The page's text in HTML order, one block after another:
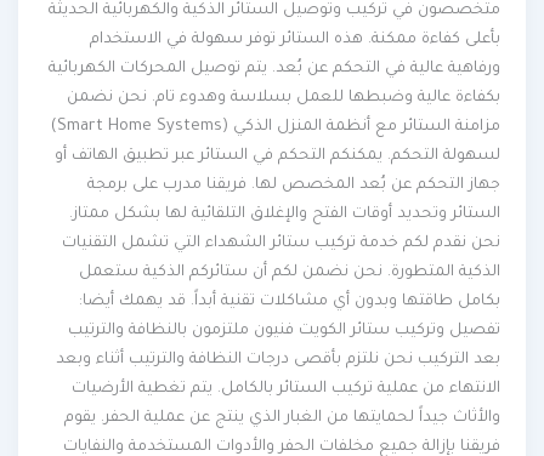
متخصصون في تركيب وتوصيل الستائر الذكية والكهربائية الحديثة
بأعلى كفاءة ممكنة. هذه الستائر توفر سهولة في الاستخدام
ورفاهية عالية في التحكم عن بُعد. يتم توصيل المحركات الكهربائية
بكفاءة عالية وضبطها للعمل بسلاسة وهدوء تام. نحن نضمن
مزامنة الستائر مع أنظمة المنزل الذكي (Smart Home Systems)
لسهولة التحكم. يمكنكم التحكم في الستائر عبر تطبيق الهاتف أو
جهاز التحكم عن بُعد المخصص لها. فريقنا مدرب على برمجة
الستائر وتحديد أوقات الفتح والإغلاق التلقائية لها بشكل ممتاز.
نحن نقدم لكم خدمة تركيب ستائر الشهداء التي تشمل التقنيات
الذكية المتطورة. نحن نضمن لكم أن ستائركم الذكية ستعمل
بكامل طاقتها وبدون أي مشاكلات تقنية أبداً. قد يهمك أيضا:
تفصيل وتركيب ستائر الكويت فنيون ملتزمون بالنظافة والترتيب
بعد التركيب نحن نلتزم بأقصى درجات النظافة والترتيب أثناء وبعد
الانتهاء من عملية تركيب الستائر بالكامل. يتم تغطية الأرضيات
والأثاث جيداً لحمايتها من الغبار الذي ينتج عن عملية الحفر. يقوم
فريقنا بإزالة جميع مخلفات الحفر والأدوات المستخدمة والنفايات